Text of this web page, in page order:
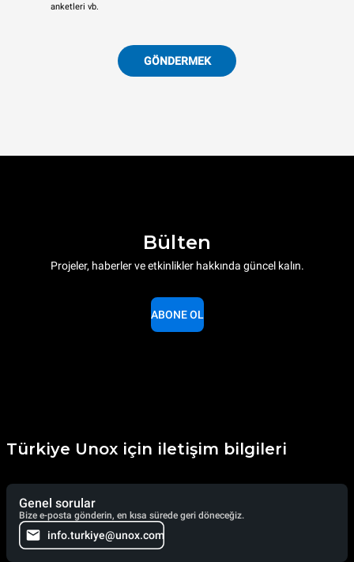
anketleri vb.
GÖNDERMEK
Bülten
Projeler, haberler ve etkinlikler hakkında güncel kalın.
ABONE OL
Türkiye Unox için iletişim bilgileri
Genel sorular
Bize e-posta gönderin, en kısa sürede geri döneceğiz.
info.turkiye@unox.com